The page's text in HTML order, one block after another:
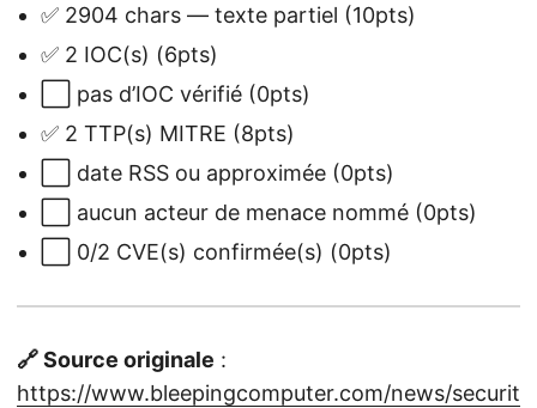
✅ 2904 chars — texte partiel (10pts)
✅ 2 IOC(s) (6pts)
⬜ pas d’IOC vérifié (0pts)
✅ 2 TTP(s) MITRE (8pts)
⬜ date RSS ou approximée (0pts)
⬜ aucun acteur de menace nommé (0pts)
⬜ 0/2 CVE(s) confirmée(s) (0pts)
🔗 Source originale :
https://www.bleepingcomputer.com/news/securit